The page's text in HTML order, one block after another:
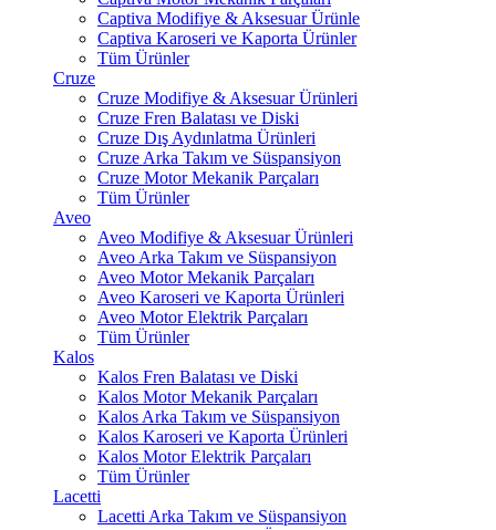
Captiva Modifiye & Aksesuar Ürünle
Captiva Karoseri ve Kaporta Ürünler
Tüm Ürünler
Cruze
Cruze Modifiye & Aksesuar Ürünleri
Cruze Fren Balatası ve Diski
Cruze Dış Aydınlatma Ürünleri
Cruze Arka Takım ve Süspansiyon
Cruze Motor Mekanik Parçaları
Tüm Ürünler
Aveo
Aveo Modifiye & Aksesuar Ürünleri
Aveo Arka Takım ve Süspansiyon
Aveo Motor Mekanik Parçaları
Aveo Karoseri ve Kaporta Ürünleri
Aveo Motor Elektrik Parçaları
Tüm Ürünler
Kalos
Kalos Fren Balatası ve Diski
Kalos Motor Mekanik Parçaları
Kalos Arka Takım ve Süspansiyon
Kalos Karoseri ve Kaporta Ürünleri
Kalos Motor Elektrik Parçaları
Tüm Ürünler
Lacetti
Lacetti Arka Takım ve Süspansiyon